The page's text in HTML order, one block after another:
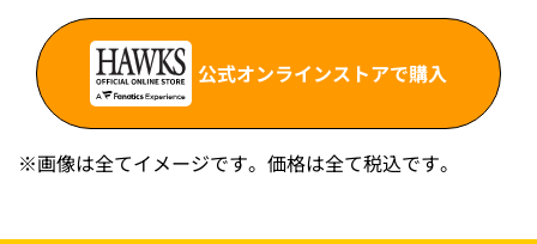
公式オンラインストアで購入
※画像は全てイメージです。価格は全て税込です。